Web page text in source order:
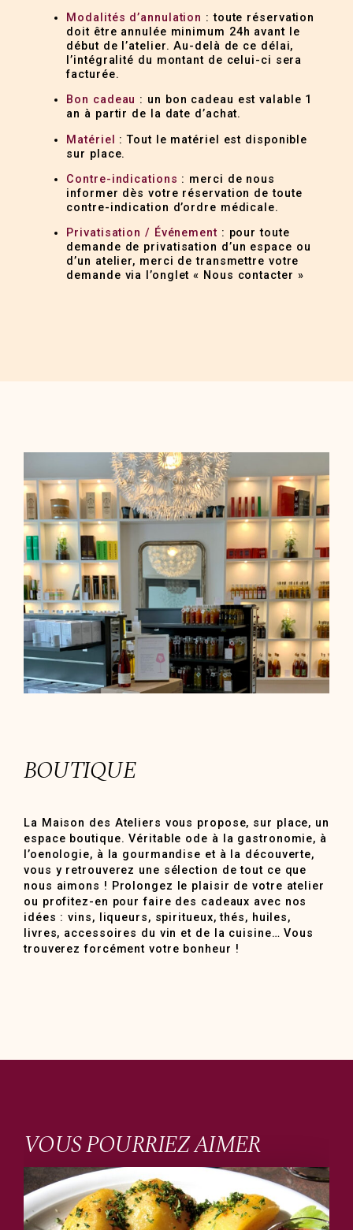
Modalités d’annulation : toute réservation
doit être annulée minimum 24h avant le
début de l’atelier. Au-delà de ce délai,
l’intégralité du montant de celui-ci sera
facturée.
Bon cadeau : un bon cadeau est valable 1
an à partir de la date d’achat.
Matériel
: Tout le matériel est disponible
sur place.
Contre-indications : merci de nous
informer dès votre réservation de toute
contre-indication d’ordre médicale.
Privatisation / Événement : pour toute
demande de privatisation d’un espace ou
d’un atelier, merci de transmettre votre
demande via l’onglet « Nous contacter »
BOUTIQUE
La Maison des Ateliers vous propose, sur place, un
espace boutique. Véritable ode à la gastronomie, à
l’oenologie, à la gourmandise et à la découverte,
vous y retrouverez une sélection de tout ce que
nous aimons ! Prolongez le plaisir de votre atelier
ou profitez-en pour faire des cadeaux avec nos
idées : vins, liqueurs, spiritueux, thés, huiles,
livres, accessoires du vin et de la cuisine… Vous
trouverez forcément votre bonheur !
VOUS POURRIEZ AIMER